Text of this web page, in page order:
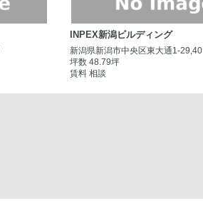
INPEX新潟ビルディング
新潟県新潟市中央区東大通1-29,40
坪数 48.79坪
賃料 相談